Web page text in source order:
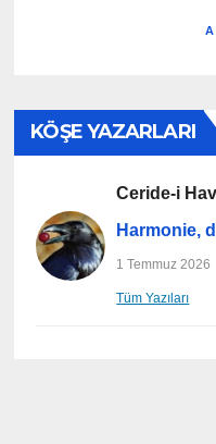
A
KÖŞE YAZARLARI
Ceride-i
Harmonie,
1 Temmuz 2026
Tüm Yazıları